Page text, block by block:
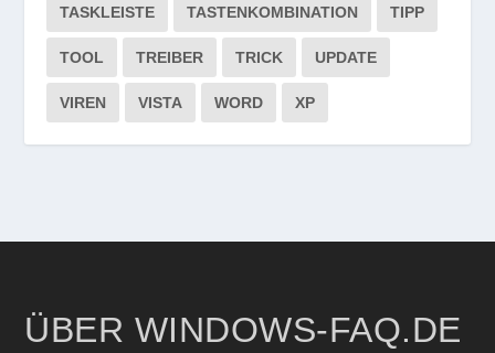
TASKLEISTE TASTENKOMBINATION TIPP
TOOL TREIBER TRICK UPDATE
VIREN VISTA WORD XP
ÜBER WINDOWS-FAQ.DE